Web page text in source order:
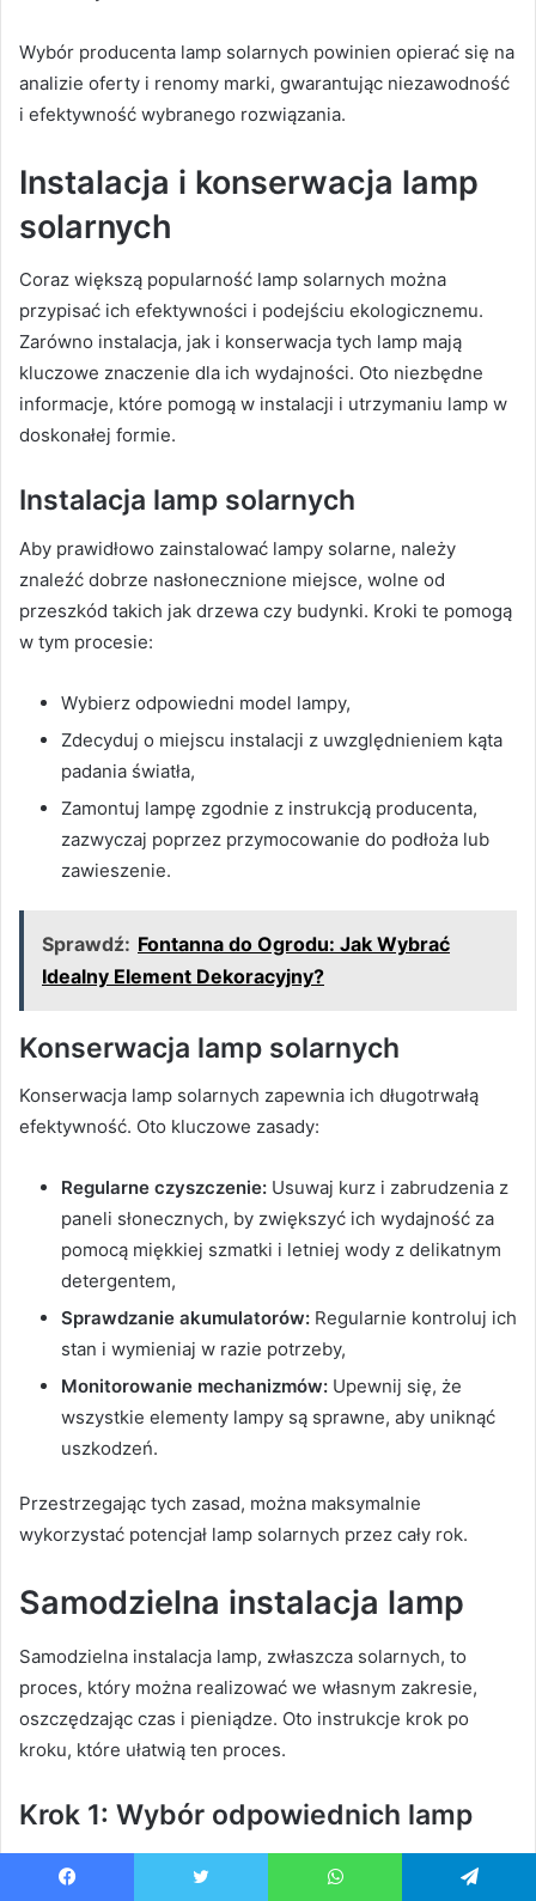
Wybór producenta lamp solarnych powinien opierać się na
analizie oferty i renomy marki, gwarantując niezawodność
i efektywność wybranego rozwiązania.
Instalacja i konserwacja lamp
solarnych
Coraz większą popularność lamp solarnych można
przypisać ich efektywności i podejściu ekologicznemu.
Zarówno instalacja, jak i konserwacja tych lamp mają
kluczowe znaczenie dla ich wydajności. Oto niezbędne
informacje, które pomogą w instalacji i utrzymaniu lamp w
doskonałej formie.
Instalacja lamp solarnych
Aby prawidłowo zainstalować lampy solarne, należy
znaleźć dobrze nasłonecznione miejsce, wolne od
przeszkód takich jak drzewa czy budynki. Kroki te pomogą
w tym procesie:
Wybierz odpowiedni model lampy,
Zdecyduj o miejscu instalacji z uwzględnieniem kąta
padania światła,
Zamontuj lampę zgodnie z instrukcją producenta,
zazwyczaj poprzez przymocowanie do podłoża lub
zawieszenie.
Sprawdź: Fontanna do Ogrodu: Jak Wybrać
Idealny Element Dekoracyjny?
Konserwacja lamp solarnych
Konserwacja lamp solarnych zapewnia ich długotrwałą
efektywność. Oto kluczowe zasady:
Regularne czyszczenie: Usuwaj kurz i zabrudzenia z
paneli słonecznych, by zwiększyć ich wydajność za
pomocą miękkiej szmatki i letniej wody z delikatnym
detergentem,
Sprawdzanie akumulatorów: Regularnie kontroluj ich
stan i wymieniaj w razie potrzeby,
Monitorowanie mechanizmów: Upewnij się, że
wszystkie elementy lampy są sprawne, aby uniknąć
uszkodzeń.
Przestrzegając tych zasad, można maksymalnie
wykorzystać potencjał lamp solarnych przez cały rok.
Samodzielna instalacja lamp
Samodzielna instalacja lamp, zwłaszcza solarnych, to
proces, który można realizować we własnym zakresie,
oszczędzając czas i pieniądze. Oto instrukcje krok po
kroku, które ułatwią ten proces.
Krok 1: Wybór odpowiednich lamp
Decyduj, jakie lampy chcesz zainstalować. Lampy solarne